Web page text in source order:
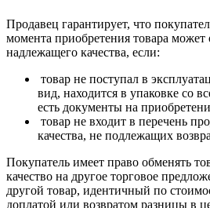
Продавец гарантирует, что
момента приобретения товара может
надлежащего качества, если:
товар не поступал в
вид, находится в упаковке со
есть документы на
товар не входит в перечень
качества, не подлежащих
Покупатель имеет право обменять
качество на другое торговое
другой товар, идентичный по
доплатой или возвратом разницы в